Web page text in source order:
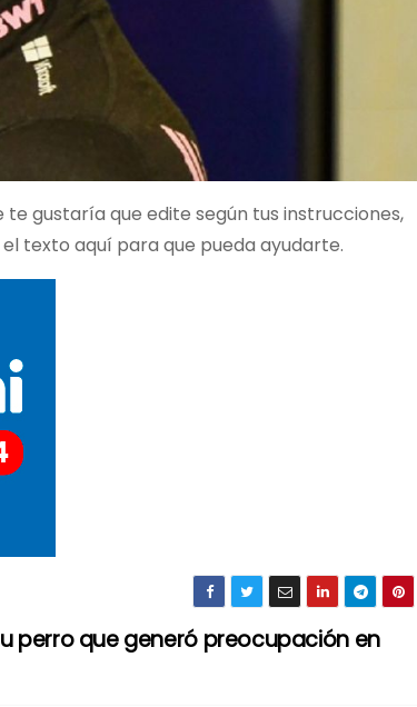
gustaría que edite según tus instrucciones,
texto aquí para que pueda ayudarte.
perro que generó preocupación en